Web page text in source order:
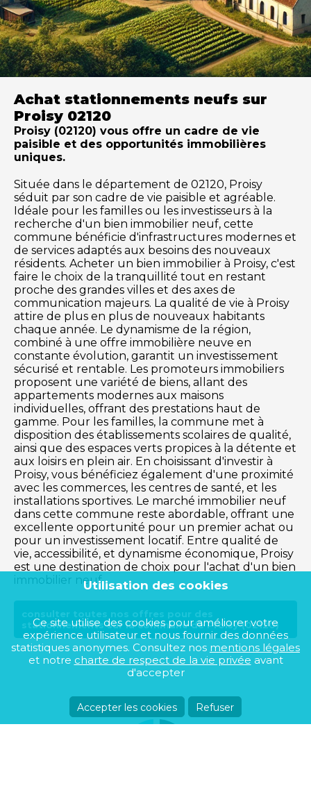
Achat stationnements neufs sur
Proisy 02120
Proisy (02120) vous offre un cadre de vie
paisible et des opportunités immobilières
uniques.
Située dans le département de 02120, Proisy
séduit par son cadre de vie paisible et agréable.
Idéale pour les familles ou les investisseurs à la
recherche d'un bien immobilier neuf, cette
commune bénéficie d'infrastructures modernes et
de services adaptés aux besoins des nouveaux
résidents. Acheter un bien immobilier à Proisy, c'est
faire le choix de la tranquillité tout en restant
proche des grandes villes et des axes de
communication majeurs. La qualité de vie à Proisy
attire de plus en plus de nouveaux habitants
chaque année. Le dynamisme de la région,
combiné à une offre immobilière neuve en
constante évolution, garantit un investissement
sécurisé et rentable. Les promoteurs immobiliers
proposent une variété de biens, allant des
appartements modernes aux maisons
individuelles, offrant des prestations haut de
gamme. Pour les familles, la commune met à
disposition des établissements scolaires de qualité,
ainsi que des espaces verts propices à la détente et
aux loisirs en plein air. En choisissant d'investir à
Proisy, vous bénéficiez également d'une proximité
avec les commerces, les centres de santé, et les
installations sportives. Le marché immobilier neuf
dans cette commune reste abordable, offrant une
excellente opportunité pour un premier achat ou
pour un investissement locatif. Entre qualité de
vie, accessibilité, et dynamisme économique, Proisy
est une destination de choix pour l'achat d'un bien
immobilier neuf.
consulter toutes nos offres pour des
stationnements sur la commune de Proisy (02120)
Utilisation des cookies
Ce site utilise des cookies pour améliorer votre
expérience utilisateur et nous fournir des données
statistiques anonymes. Consultez nos mentions légales
et notre charte de respect de la vie privée avant
d'accepter
Accepter les cookies Refuser